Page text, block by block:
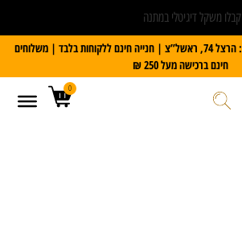
קבלו משקל דיגיטלי במתנה
בקרו אותנו גם בחנות הפיזית: הרצל 74, ראשל”צ | חנייה חינם ללקוחות בלבד | משלוחים
חינם ברכישה מעל 250 ₪
0